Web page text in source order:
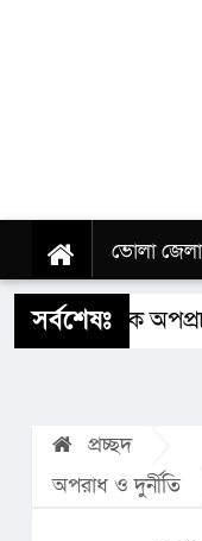
ভোলা জেলা
শিক্ষাঙ্গন স্বাস্থ্য
সর্বশেষঃ
ফেসবুকে
প্রচ্ছদ
অপরাধ ও দুর্নীতি